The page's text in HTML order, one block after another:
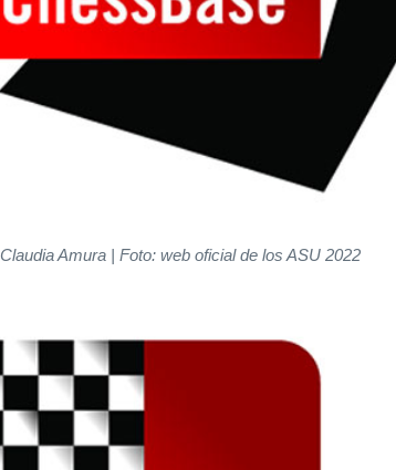
Claudia Amura | Foto: web oficial de los ASU 2022